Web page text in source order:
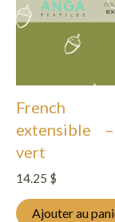
French
extensible
vert
14.25 $
Ajouter au